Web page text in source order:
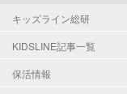
キッズライン総研
KIDSLINE記事一覧
保活情報